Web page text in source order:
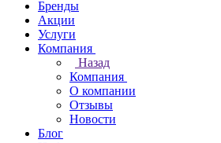
Бренды
Акции
Услуги
Компания
Назад
Компания
О компании
Отзывы
Новости
Блог